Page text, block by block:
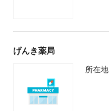
げんき薬局
所在地